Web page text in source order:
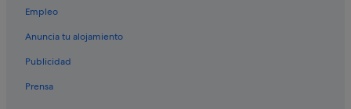
Bahia Principe hoteles en Palma de Mallorca
B&B en Palma de Mallorca
Apartamentos en Palma de Mallorca
Iberostar hoteles en Palma de Mallorca
Empleo
Anuncia tu alojamiento
Publicidad
Prensa